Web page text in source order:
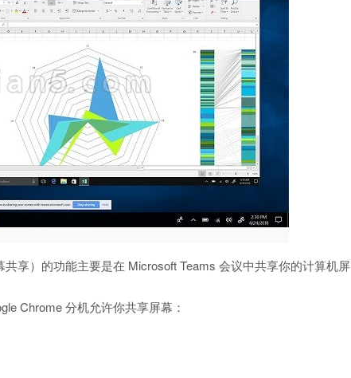
享）的功能主要是在 Microsoft Teams 会议中共享你的计算机屏
Chrome 分机允许你共享屏幕：